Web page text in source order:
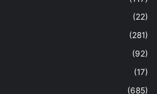
(22)
(281)
(92)
(17)
(685)